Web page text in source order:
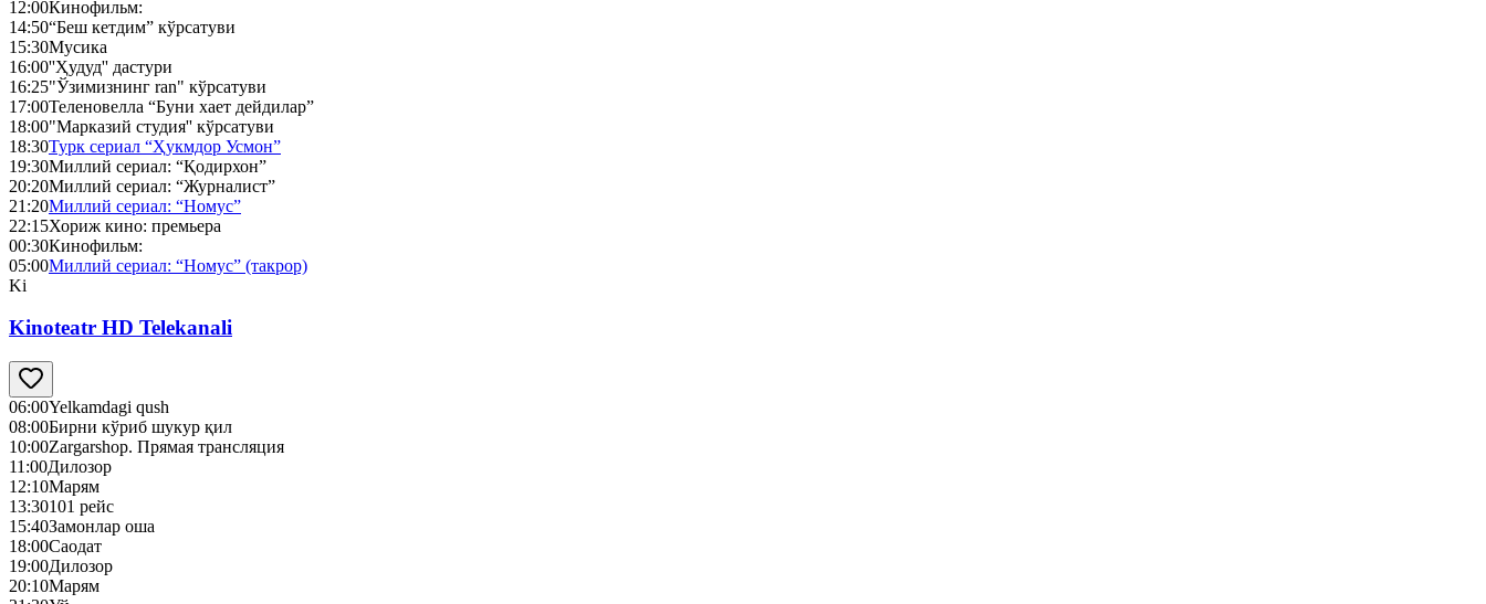
12:00Кинофильм:
14:50“Беш кетдим” кўрсатуви
15:30Мусика
16:00''Ҳудуд'' дастури
16:25"Ўзимизнинг ran" кўрсатуви
17:00Теленовелла “Буни хает дейдилар”
18:00"Марказий студия'' кўрсатуви
18:30Турк сериал “Ҳукмдор Усмон”
19:30Миллий сериал: “Қодирхон”
20:20Миллий сериал: “Журналист”
21:20Миллий сериал: “Номус”
22:15Хориж кино: премьера
00:30Кинофильм:
05:00Миллий сериал: “Номус” (такрор)
Ki
Kinoteatr HD Telekanali
06:00Yelkamdagi qush
08:00Бирни кўриб шукур қил
10:00Zargarshop. Прямая трансляция
11:00Дилозор
12:10Марям
13:30101 рейс
15:40Замонлар оша
18:00Саодат
19:00Дилозор
20:10Марям